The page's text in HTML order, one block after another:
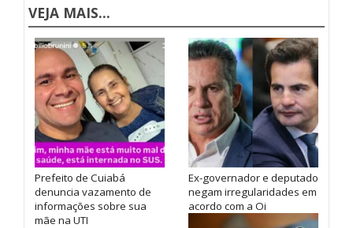
VEJA MAIS...
Prefeito de Cuiabá
denuncia vazamento de
informações sobre sua
mãe na UTI
Ex-governador e deputado
negam irregularidades em
acordo com a Oi